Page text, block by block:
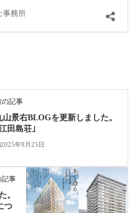
の記事
山景右BLOGを更新しました。
田島荘｣
2025年9月25日
記事
。
つ